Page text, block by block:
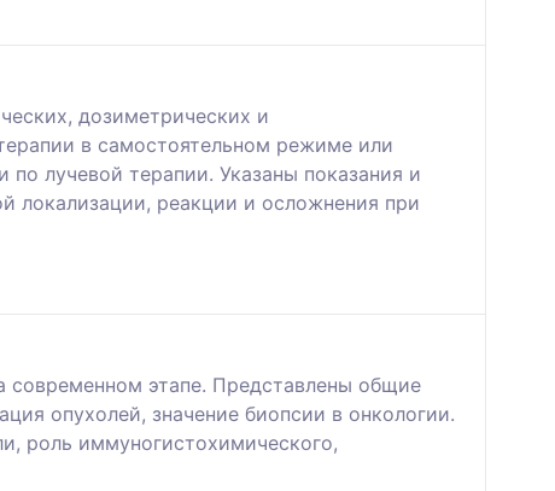
дозиметрических и
в самостоятельном режиме или
лучевой терапии. Указаны показания и
локализации, реакции и осложнения при
современном этапе. Представлены общие
опухолей, значение биопсии в онкологии.
роль иммуногистохимического,